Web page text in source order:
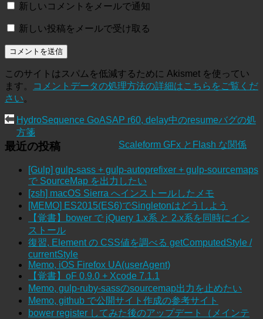
新しいコメントをメールで通知
新しい投稿をメールで受け取る
このサイトはスパムを低減するために Akismet を使ってい
ます。
コメントデータの処理方法の詳細はこちらをご覧くだ
さい。
HydroSequence GoASAP r60, delay中のresumeバグの処
方箋
Scaleform GFx とFlash な関係
最近の投稿
[Gulp] gulp-sass + gulp-autoprefixer + gulp-sourcemaps
で SourceMap を出力したい
[zsh] macOS Sierra へインストールしたメモ
[MEMO] ES2015(ES6)でSingletonはどうしよう
【覚書】bower で jQuery 1.x系 と 2.x系を同時にイン
ストール
復習, Element の CSS値を調べる getComputedStyle /
currentStyle
Memo, iOS Firefox UA(userAgent)
【覚書】oF 0.9.0 + Xcode 7.1.1
Memo, gulp-ruby-sassのsourcemap出力を止めたい
Memo, github で公開サイト作成の参考サイト
bower register してみた後のアップデート（メインテ